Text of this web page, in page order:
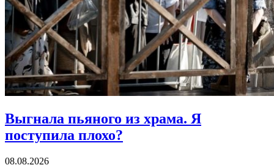
Выгнала пьяного из храма. Я
поступила плохо?
08.08.2026